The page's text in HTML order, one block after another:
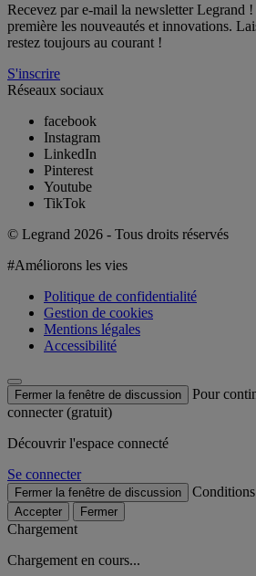
Recevez par e-mail la newsletter Legrand
première les nouveautés et innovations.
restez toujours au courant !
S'inscrire
Réseaux sociaux
facebook
Instagram
LinkedIn
Pinterest
Youtube
TikTok
© Legrand 2026 - Tous droits réservés
#Améliorons les vies
Politique de confidentialité
Gestion de cookies
Mentions légales
Accessibilité
Fermer la fenêtre de discussion
Pour
connecter (gratuit)
Découvrir l'espace connecté
Se connecter
Fermer la fenêtre de discussion
Accepter Fermer
Chargement
Chargement en cours...